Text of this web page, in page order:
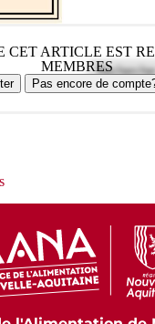
CET ARTICLE EST
MEMBRES
Pas encore de